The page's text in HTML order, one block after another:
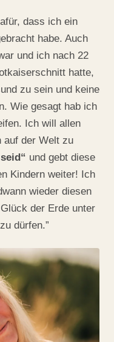
dass ich ein
habe. Auch
und ich nach 22
hatte,
zu sein und keine
Wie gesagt hab ich
Ich will allen
auf der Welt zu
und gebt diese
Kindern weiter! Ich
wieder diesen
der Erde unter
dürfen.”